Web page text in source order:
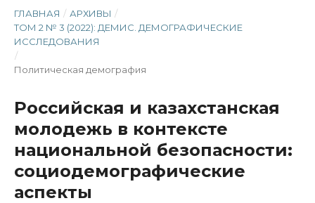
ГЛАВНАЯ / АРХИВЫ /
ТОМ 2 № 3 (2022): ДЕМИС. ДЕМОГРАФИЧЕСКИЕ
ИССЛЕДОВАНИЯ
/
Политическая демография
Российская и казахстанская
молодежь в контексте
национальной безопасности:
социодемографические
аспекты